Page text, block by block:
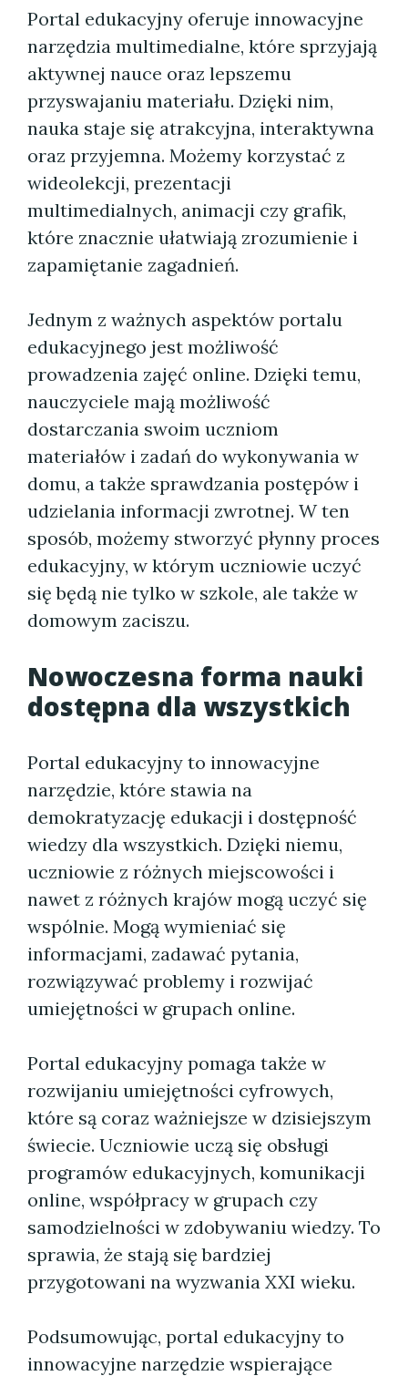
Portal edukacyjny oferuje innowacyjne
narzędzia multimedialne, które sprzyjają
aktywnej nauce oraz lepszemu
przyswajaniu materiału. Dzięki nim,
nauka staje się atrakcyjna, interaktywna
oraz przyjemna. Możemy korzystać z
wideolekcji, prezentacji
multimedialnych, animacji czy grafik,
które znacznie ułatwiają zrozumienie i
zapamiętanie zagadnień.
Jednym z ważnych aspektów portalu
edukacyjnego jest możliwość
prowadzenia zajęć online. Dzięki temu,
nauczyciele mają możliwość
dostarczania swoim uczniom
materiałów i zadań do wykonywania w
domu, a także sprawdzania postępów i
udzielania informacji zwrotnej. W ten
sposób, możemy stworzyć płynny proces
edukacyjny, w którym uczniowie uczyć
się będą nie tylko w szkole, ale także w
domowym zaciszu.
Nowoczesna forma nauki
dostępna dla wszystkich
Portal edukacyjny to innowacyjne
narzędzie, które stawia na
demokratyzację edukacji i dostępność
wiedzy dla wszystkich. Dzięki niemu,
uczniowie z różnych miejscowości i
nawet z różnych krajów mogą uczyć się
wspólnie. Mogą wymieniać się
informacjami, zadawać pytania,
rozwiązywać problemy i rozwijać
umiejętności w grupach online.
Portal edukacyjny pomaga także w
rozwijaniu umiejętności cyfrowych,
które są coraz ważniejsze w dzisiejszym
świecie. Uczniowie uczą się obsługi
programów edukacyjnych, komunikacji
online, współpracy w grupach czy
samodzielności w zdobywaniu wiedzy. To
sprawia, że stają się bardziej
przygotowani na wyzwania XXI wieku.
Podsumowując, portal edukacyjny to
innowacyjne narzędzie wspierające